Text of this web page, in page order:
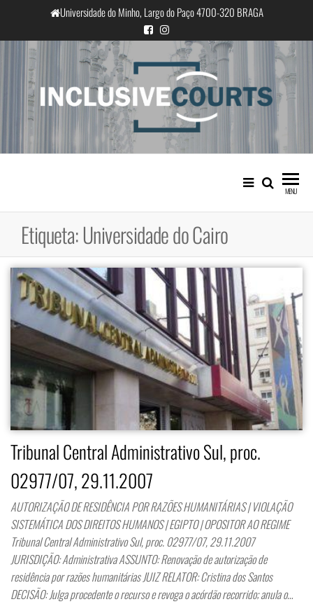
o
conteúdo
Universidade do Minho, Largo do Paço 4700-320 BRAGA
InclusiveCourts
Igualdade e diferença cultural na
prática judicial portuguesa
MENU
Etiqueta:Universidade do Cairo
Tribunal Central Administrativo Sul, proc.
02977/07, 29.11.2007
AUTORIZAÇÃO DE RESIDÊNCIA POR RAZÕES HUMANITÁRIAS | VIOLAÇÃO
SISTEMÁTICA DOS DIREITOS HUMANOS | EGIPTO | OPOSITOR AO REGIME
Tribunal Central Administrativo Sul, proc. 02977/07, 29.11.2007
JURISDIÇÃO: Administrativa ASSUNTO: Renovação de autorização de
residência por razões humanitárias JUIZ RELATOR: Cristina dos Santos
DECISÃO: Julga procedente o recurso e revoga o acórdão recorrido; anula o…